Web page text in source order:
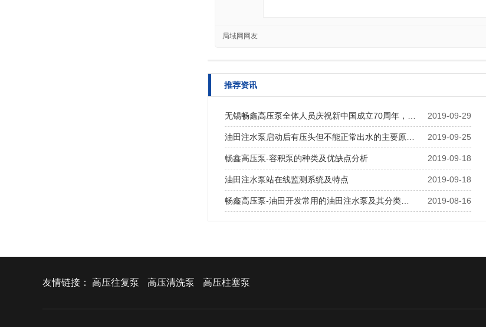
局域网网友
推荐资讯
2019-09-29
无锡畅鑫高压泵全体人员庆祝新中国成立70周年，…
2019-09-25
油田注水泵启动后有压头但不能正常出水的主要原…
2019-09-18
畅鑫高压泵-容积泵的种类及优缺点分析
2019-09-18
油田注水泵站在线监测系统及特点
2019-08-16
畅鑫高压泵-油田开发常用的油田注水泵及其分类…
友情链接： 高压往复泵 高压清洗泵 高压柱塞泵